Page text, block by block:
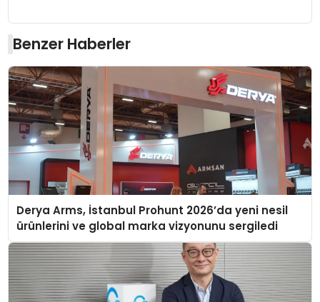
Benzer Haberler
Derya Arms, İstanbul Prohunt 2026’da yeni nesil
ürünlerini ve global marka vizyonunu sergiledi